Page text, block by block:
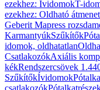
ezekhez: ÍvidomokT-
ezekhez: Oldható
Geberit Mapress
KarmantyúkSzűkítők
idomok, oldhatatlan
CsatlakozókAxiális
kékRendszercsövek
SzűkítőkÍvidomok
csatlakozók